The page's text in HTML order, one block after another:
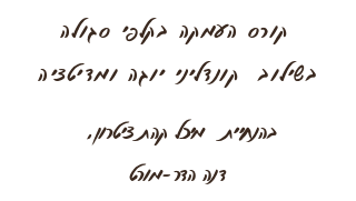
קורס העמקה בקלפי סגולה
בשילוב קונדליני יוגה ומדיטציה
בהנחיית מיכל קהת ציטרון,
דנה הדר-מורט